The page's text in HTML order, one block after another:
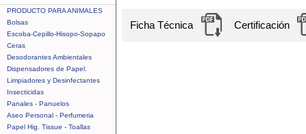
PRODUCTO PARA ANIMALES
Bolsas
Escoba-Cepillo-Hisopo-Sopapo
Ceras
Desodorantes Ambientales
Dispensadores de Papel.
Limpiadores y Desinfectantes
Insecticidas
Panales - Panuelos
Aseo Personal - Perfumeria
Papel Hig. Tissue - Toallas
Ficha Técnica Certificación